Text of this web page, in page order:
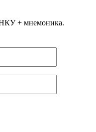
+ мнемоника.